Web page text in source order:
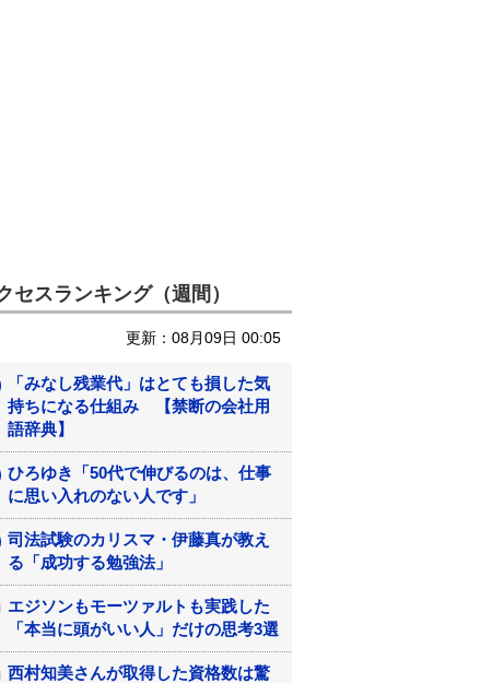
セスランキング（週間）
更新：08月09日 00:05
「みなし残業代」はとても損した気
持ちになる仕組み 【禁断の会社用
語辞典】
ひろゆき「50代で伸びるのは、仕事
に思い入れのない人です」
司法試験のカリスマ・伊藤真が教え
る「成功する勉強法」
エジソンもモーツァルトも実践した
「本当に頭がいい人」だけの思考3選
西村知美さんが取得した資格数は驚